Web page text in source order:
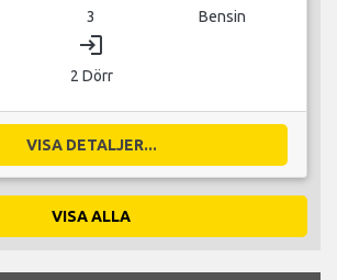
3 Bensin
login
2 Dörr
VISA DETALJER...
VISA ALLA